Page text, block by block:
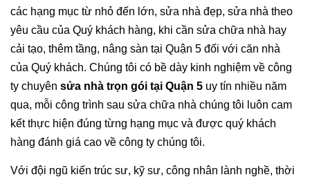
các hạng mục từ nhỏ đến lớn, sửa nhà đẹp, sửa nhà theo
yêu cầu của Quý khách hàng, khi cần sửa chữa nhà hay
cải tạo, thêm tầng, nâng sàn tại Quận 5 đối với căn nhà
của Quý khách. Chúng tôi có bề dày kinh nghiệm về công
ty chuyên sửa nhà trọn gói tại Quận 5 uy tín nhiều năm
qua, mỗi công trình sau sửa chữa nhà chúng tôi luôn cam
kết thực hiện đúng từng hạng mục và được quý khách
hàng đánh giá cao về công ty chúng tôi.
Với đội ngũ kiến trúc sư, kỹ sư, công nhân lành nghề, thời